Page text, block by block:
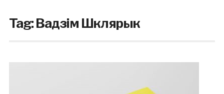
Tag:Вадзім Шклярык